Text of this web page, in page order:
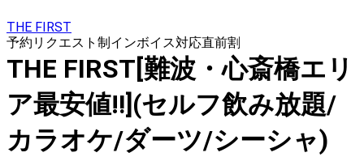
THE FIRST
予約リクエスト制インボイス対応直前割
THE FIRST[難波・心斎橋エリ
ア最安値‼️](セルフ飲み放題/
カラオケ/ダーツ/シーシャ)